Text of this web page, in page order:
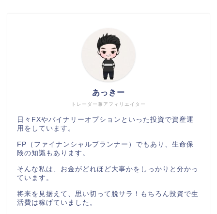
トレーダー兼アフィリエイター
あっきー
日々FXやバイナリーオプションといった投資で資産運
用をしています。
FP（ファイナンシャルプランナー）でもあり、生命保
険の知識もあります。
そんな私は、お金がどれほど大事かをしっかりと分かっ
ています。
将来を見据えて、思い切って脱サラ！もちろん投資で生
活費は稼げていました。